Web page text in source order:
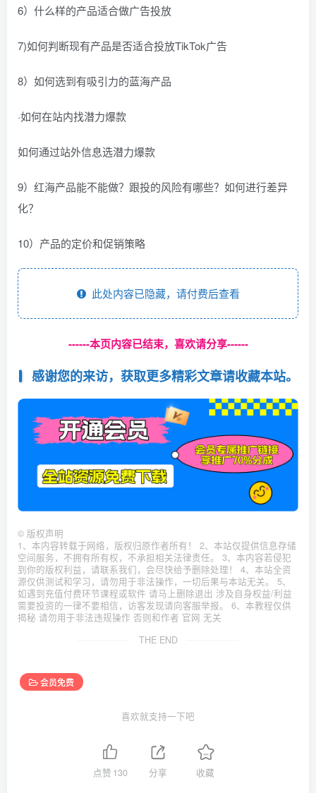
6）什么样的产品适合做广告投放
7)如何判断现有产品是否适合投放TikTok广告
8）如何选到有吸引力的蓝海产品
·如何在站内找潜力爆款
如何通过站外信息选潜力爆款
9）红海产品能不能做？跟投的风险有哪些？如何进行差异
化？
10）产品的定价和促销策略
此处内容已隐藏，请付费后查看
------本页内容已结束，喜欢请分享------
感谢您的来访，获取更多精彩文章请收藏本站。
© 版权声明
1、本内容转载于网络，版权归原作者所有！ 2、本站仅提供信息存储
空间服务，不拥有所有权，不承担相关法律责任。 3、本内容若侵犯
到你的版权利益，请联系我们，会尽快给予删除处理！ 4、本站全资
源仅供测试和学习，请勿用于非法操作，一切后果与本站无关。 5、
如遇到充值付费环节课程或软件 请马上删除退出 涉及自身权益/利益
需要投资的一律不要相信，访客发现请向客服举报。 6、本教程仅供
揭秘 请勿用于非法违规操作 否则和作者 官网 无关
THE END
会员免费
喜欢就支持一下吧
点赞 130 分享 收藏